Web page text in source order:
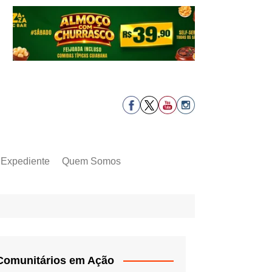
Expediente Quem Somos
em Ação